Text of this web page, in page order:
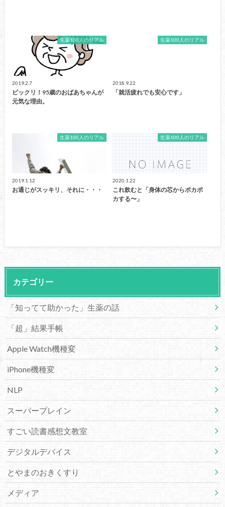
生薬100人のリアル
2019.2.7
ビックリ！95歳のおばあちゃんが
元気な理由。
生薬100人のリアル
2018.9.22
「就活疲れでも安心です」
生薬100人のリアル
2019.1.12
お通じがスッキリ、それに・・・
生薬100人のリアル
2020.1.22
これ飲むと「身体の芯からポカポ
カする〜」
カテゴリー
「知ってて助かった」生薬の話
「超」結果手帳
Apple Watch機種変
iPhone機種変
NLP
スーパープレイン
すごい読書感想文教室
デジタルデバイス
とやまのおきくすり
メディア